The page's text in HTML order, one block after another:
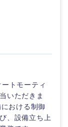
トモーティ
いただきま
おける制御
、設備立ち上